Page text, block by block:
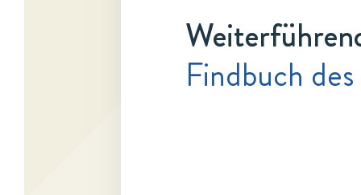
Findbuch